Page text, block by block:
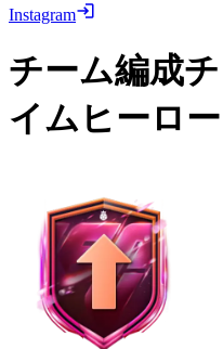
Instagram
チーム編成
イムヒーロ